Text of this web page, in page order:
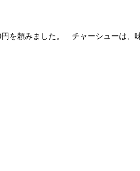
を頼みました。 チャーシューは、